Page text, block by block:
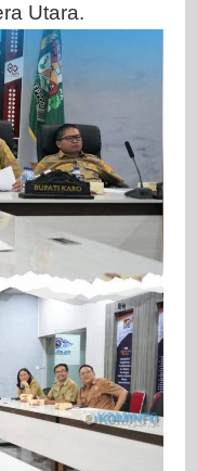
Utara.